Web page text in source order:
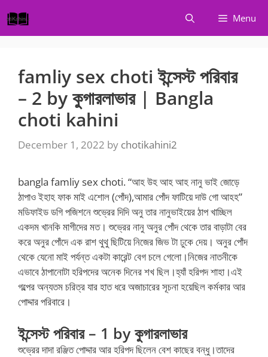
to
content
Menu
famliy sex choti ইন্সেস্ট পরিবার
– 2 by কুগারলাভার | Bangla
choti kahini
December 1, 2022 by chotikahini2
bangla famliy sex choti. “আহ উহ আহ আহ নানু ভাই জোড়ে
ঠাপাও ইহাহ ফাক মাই এশোল (পোঁদ),আমার পোঁদ ফাটিয়ে দাউ গো আহহ”
মডিফাইড ডগি পজিশনে শুভ্রের দিদি অনু তার নানুভাইয়ের ঠাপ খাচ্ছিল
একদম খানকি মাগীদের মত। শুভ্রের নানু অনুর পোঁদ থেকে তার বাড়াটা বের
করে অনুর পোঁদে এক রাশ থুথু ছিটিয়ে নিজের জিভ টা ঢুকে দেয়। অনুর পোঁদ
থেকে যেনো মাই পর্যন্ত একটা কারেন্ট বেগ চলে গেলো।নিজের নাতনীকে
এভাবে ঠাপানোটা হরিপদের অনেক দিনের শখ ছিল।হ্যাঁ হরিপদ শাহা।এই
গল্পের অন্যতম চরিত্র যার হাত ধরে অজাচারের সূচনা হয়েছিল কর্মকার আর
পোদ্দার পরিবারে।
ইন্সেস্ট পরিবার – 1 by কুগারলাভার
শুভ্রের দাদা রঞ্জিত পোদ্দার আর হরিপদ ছিলেন বেশ কাছের বন্ধু।তাদের